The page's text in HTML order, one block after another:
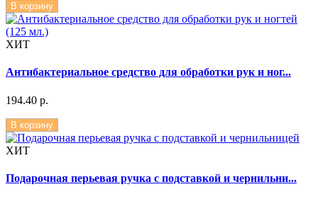
В корзину
ХИТ
Антибактериальное средство для обработки рук и ног...
194.40 р.
В корзину
ХИТ
Подарочная перьевая ручка с подставкой и чернильни...